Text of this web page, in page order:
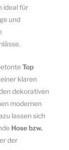
ideal für
und
Top
klaren
dekorativen
modernen
lassen sich
Hose bzw.
der